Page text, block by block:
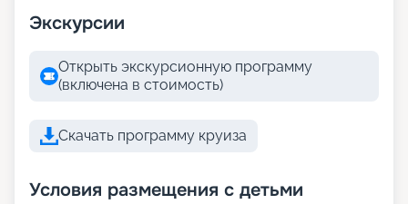
Экскурсии
Открыть экскурсионную программу
(включена в стоимость)
Скачать программу круиза
Условия размещения с детьми